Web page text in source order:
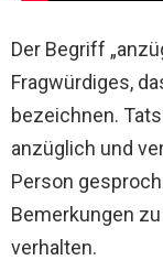
Der Begriff
Fragwürdiges,
bezeichnen.
anzüglich und
Person
Bemerkungen
verhalten.